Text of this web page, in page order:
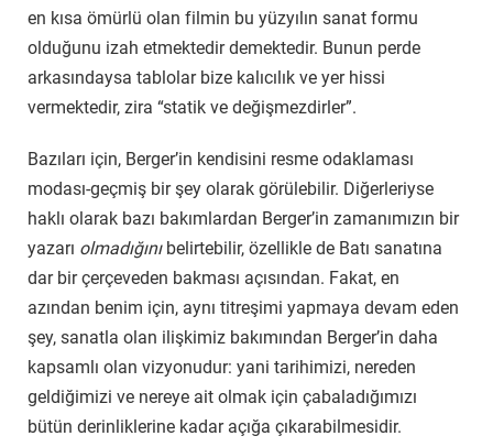
en kısa ömürlü olan filmin bu yüzyılın sanat formu
olduğunu izah etmektedir demektedir. Bunun perde
arkasındaysa tablolar bize kalıcılık ve yer hissi
vermektedir, zira “statik ve değişmezdirler”.
Bazıları için, Berger’in kendisini resme odaklaması
modası-geçmiş bir şey olarak görülebilir. Diğerleriyse
haklı olarak bazı bakımlardan Berger’in zamanımızın bir
yazarı olmadığını belirtebilir, özellikle de Batı sanatına
dar bir çerçeveden bakması açısından. Fakat, en
azından benim için, aynı titreşimi yapmaya devam eden
şey, sanatla olan ilişkimiz bakımından Berger’in daha
kapsamlı olan vizyonudur: yani tarihimizi, nereden
geldiğimizi ve nereye ait olmak için çabaladığımızı
bütün derinliklerine kadar açığa çıkarabilmesidir.